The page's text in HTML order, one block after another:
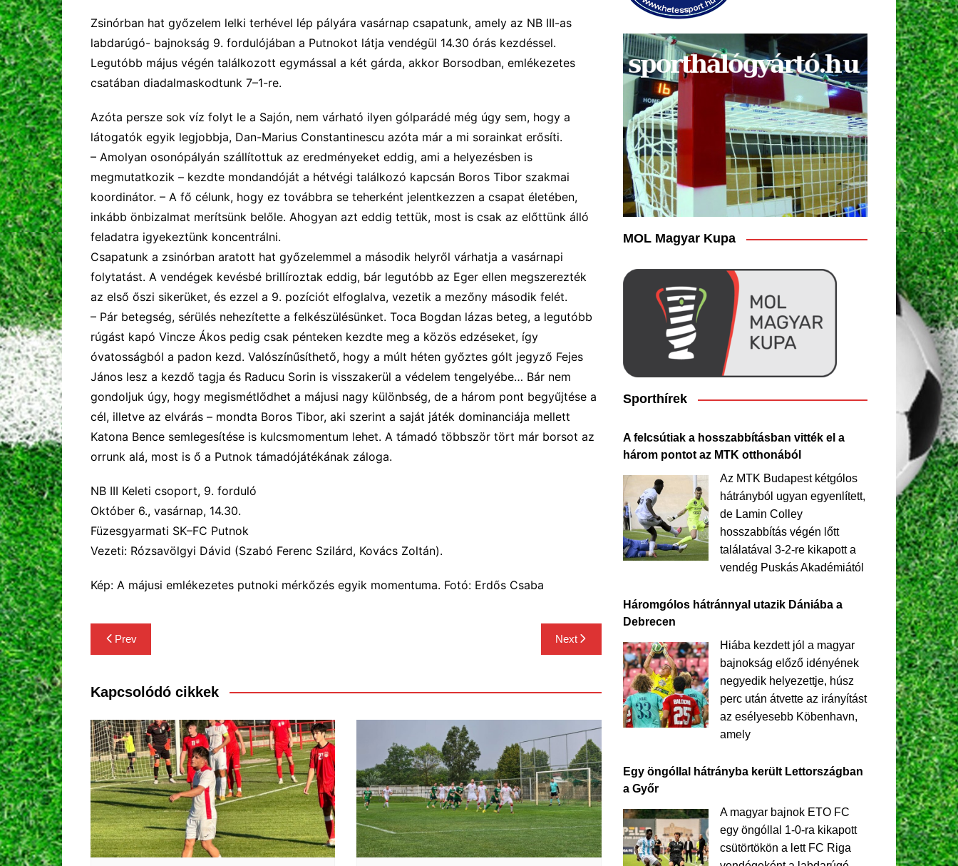
Zsinórban hat győzelem lelki terhével lép pályára vasárnap csapatunk, amely az NB III-as
labdarúgó- bajnokság 9. fordulójában a Putnokot látja vendégül 14.30 órás kezdéssel.
Legutóbb május végén találkozott egymással a két gárda, akkor Borsodban, emlékezetes
csatában diadalmaskodtunk 7–1-re.
Azóta persze sok víz folyt le a Sajón, nem várható ilyen gólparádé még úgy sem, hogy a
látogatók egyik legjobbja, Dan-Marius Constantinescu azóta már a mi sorainkat erősíti.
– Amolyan osonópályán szállítottuk az eredményeket eddig, ami a helyezésben is
megmutatkozik – kezdte mondandóját a hétvégi találkozó kapcsán Boros Tibor szakmai
koordinátor. – A fő célunk, hogy ez továbbra se teherként jelentkezzen a csapat életében,
inkább önbizalmat merítsünk belőle. Ahogyan azt eddig tettük, most is csak az előttünk álló
feladatra igyekeztünk koncentrálni.
Csapatunk a zsinórban aratott hat győzelemmel a második helyről várhatja a vasárnapi
folytatást. A vendégek kevésbé brillíroztak eddig, bár legutóbb az Eger ellen megszerezték
az első őszi sikerüket, és ezzel a 9. pozíciót elfoglalva, vezetik a mezőny második felét.
– Pár betegség, sérülés nehezítette a felkészülésünket. Toca Bogdan lázas beteg, a legutóbb
rúgást kapó Vincze Ákos pedig csak pénteken kezdte meg a közös edzéseket, így
óvatosságból a padon kezd. Valószínűsíthető, hogy a múlt héten győztes gólt jegyző Fejes
János lesz a kezdő tagja és Raducu Sorin is visszakerül a védelem tengelyébe… Bár nem
gondoljuk úgy, hogy megismétlődhet a májusi nagy különbség, de a három pont begyűjtése a
cél, illetve az elvárás – mondta Boros Tibor, aki szerint a saját játék dominanciája mellett
Katona Bence semlegesítése is kulcsmomentum lehet. A támadó többször tört már borsot az
orrunk alá, most is ő a Putnok támadójátékának záloga.
NB III Keleti csoport, 9. forduló
Október 6., vasárnap, 14.30.
Füzesgyarmati SK–FC Putnok
Vezeti: Rózsavölgyi Dávid (Szabó Ferenc Szilárd, Kovács Zoltán).
Kép: A májusi emlékezetes putnoki mérkőzés egyik momentuma. Fotó: Erdős Csaba
Bejegyzés
navigáció
Prev Next
Kapcsolódó cikkek
MOL Magyar Kupa
Sporthírek
A felcsútiak a hosszabbításban vitték el a
három pontot az MTK otthonából
Az MTK Budapest kétgólos
hátrányból ugyan egyenlített,
de Lamin Colley
hosszabbítás végén lőtt
találatával 3-2-re kikapott a
vendég Puskás Akadémiától
Háromgólos hátránnyal utazik Dániába a
Debrecen
Hiába kezdett jól a magyar
bajnokság előző idényének
negyedik helyezettje, húsz
perc után átvette az irányítást
az esélyesebb Köbenhavn,
amely
Egy öngóllal hátrányba került Lettországban
a Győr
A magyar bajnok ETO FC
egy öngóllal 1-0-ra kikapott
csütörtökön a lett FC Riga